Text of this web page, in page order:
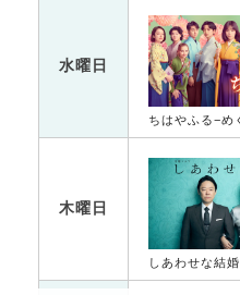
水曜日
ちはやふる−め
木曜日
しあわせな結婚